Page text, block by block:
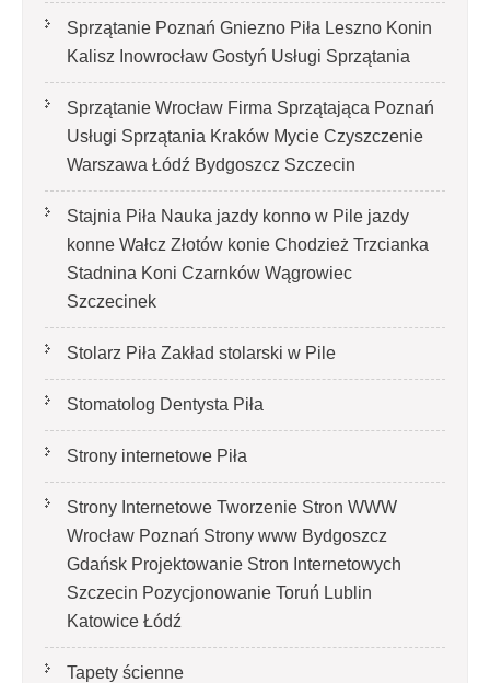
Sprzątanie Poznań Gniezno Piła Leszno Konin
Kalisz Inowrocław Gostyń Usługi Sprzątania
Sprzątanie Wrocław Firma Sprzątająca Poznań
Usługi Sprzątania Kraków Mycie Czyszczenie
Warszawa Łódź Bydgoszcz Szczecin
Stajnia Piła Nauka jazdy konno w Pile jazdy
konne Wałcz Złotów konie Chodzież Trzcianka
Stadnina Koni Czarnków Wągrowiec
Szczecinek
Stolarz Piła Zakład stolarski w Pile
Stomatolog Dentysta Piła
Strony internetowe Piła
Strony Internetowe Tworzenie Stron WWW
Wrocław Poznań Strony www Bydgoszcz
Gdańsk Projektowanie Stron Internetowych
Szczecin Pozycjonowanie Toruń Lublin
Katowice Łódź
Tapety ścienne